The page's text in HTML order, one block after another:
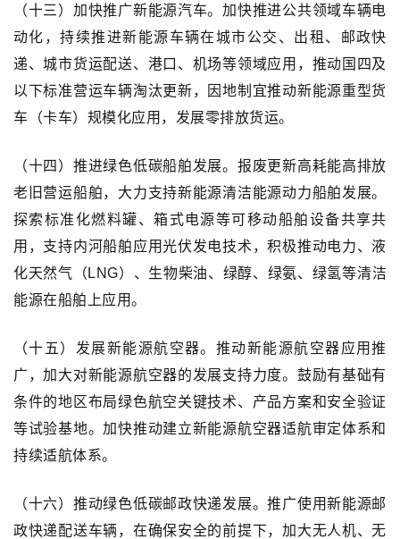
（十三）加快推广新能源汽车。加快推进公共领域车辆电
动化，持续推进新能源车辆在城市公交、出租、邮政快
递、城市货运配送、港口、机场等领域应用，推动国四及
以下标准营运车辆淘汰更新，因地制宜推动新能源重型货
车（卡车）规模化应用，发展零排放货运。
（十四）推进绿色低碳船舶发展。报废更新高耗能高排放
老旧营运船舶，大力支持新能源清洁能源动力船舶发展。
探索标准化燃料罐、箱式电源等可移动船舶设备共享共
用，支持内河船舶应用光伏发电技术，积极推动电力、液
化天然气（LNG）、生物柴油、绿醇、绿氨、绿氢等清洁
能源在船舶上应用。
（十五）发展新能源航空器。推动新能源航空器应用推
广，加大对新能源航空器的发展支持力度。鼓励有基础有
条件的地区布局绿色航空关键技术、产品方案和安全验证
等试验基地。加快推动建立新能源航空器适航审定体系和
持续适航体系。
（十六）推动绿色低碳邮政快递发展。推广使用新能源邮
政快递配送车辆，在确保安全的前提下，加大无人机、无